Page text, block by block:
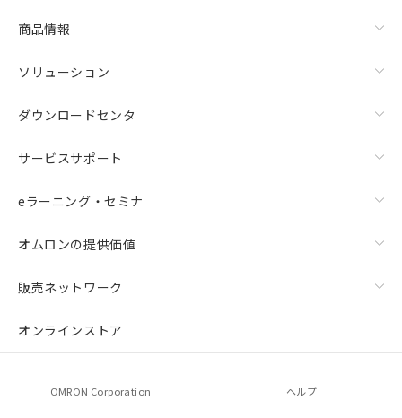
商品情報
ソリューション
ダウンロードセンタ
サービスサポート
eラーニング・セミナ
オムロンの提供価値
販売ネットワーク
オンラインストア
OMRON Corporation ヘルプ